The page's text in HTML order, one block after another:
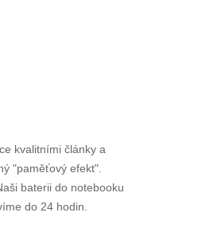
kvalitními články a
"paměťový efekt".
baterii do notebooku
do 24 hodin.